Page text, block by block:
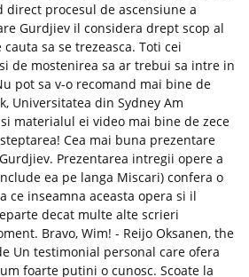
direct procesul de ascensiune a
Gurdjiev il considera drept scop al
sa se trezeasca. Toti cei
de mostenirea sa ar trebui sa intre in
pot sa v-o recomand mai bine de
Universitatea din Sydney Am
materialul ei video mai bine de zece
Cea mai buna prezentare
Prezentarea intregii opere a
ea pe langa Miscari) confera o
ce inseamna aceasta opera si il
decat multe alte scrieri
Bravo, Wim! - Reijo Oksanen, the
Un testimonial personal care ofera
foarte putini o cunosc. Scoate la